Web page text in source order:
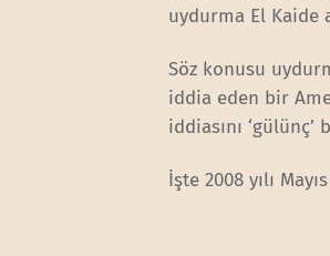
uydurma El Kaide
Söz konusu
iddia eden bir
iddiasını
İşte 2008 yılı